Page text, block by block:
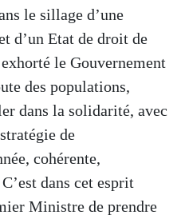
le sillage d’une
d’un Etat de droit de
le Gouvernement
des populations,
dans la solidarité, avec
de
cohérente,
dans cet esprit
Ministre de prendre